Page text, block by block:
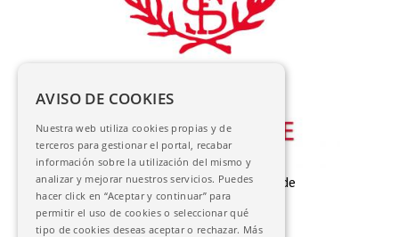
Trages comunes a hombres y mugeres de
Bezdemar
AC-13363
AVISO DE COOKIES
Nuestra web utiliza cookies propias y de
terceros para gestionar el portal, recabar
información sobre la utilización del mismo y
analizar y mejorar nuestros servicios. Puedes
hacer click en “Aceptar y continuar” para
permitir el uso de cookies o seleccionar qué
tipo de cookies deseas aceptar o rechazar. Más